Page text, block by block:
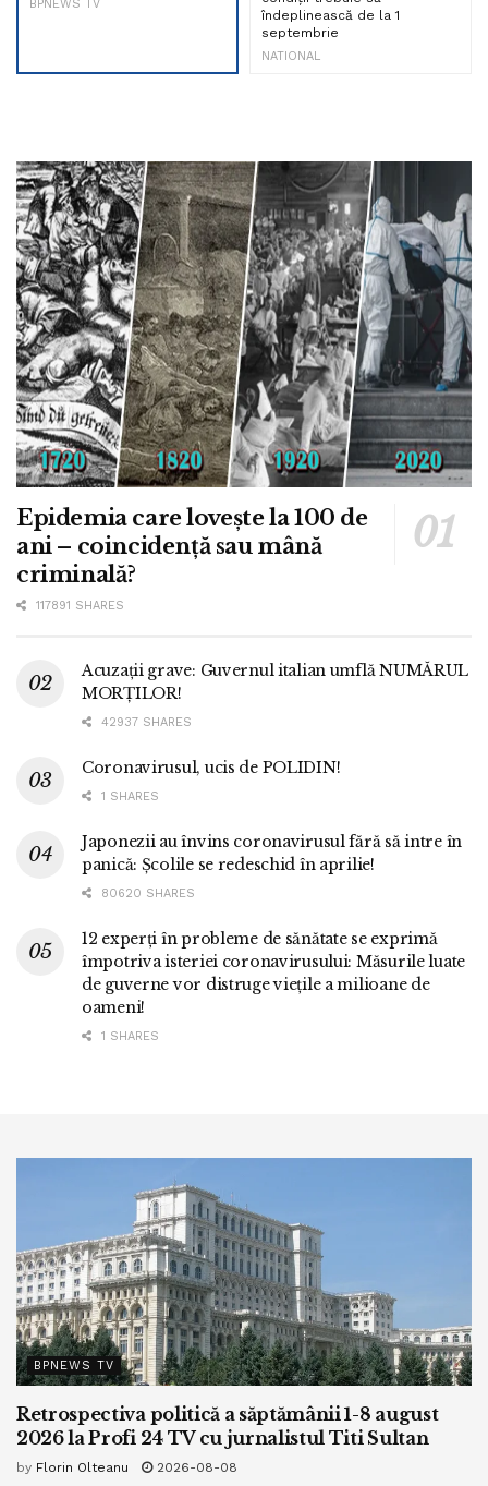
BPNEWS TV
îndeplinească de la 1
septembrie
NATIONAL
Epidemia care lovește la 100 de
ani – coincidență sau mână
criminală?
117891 SHARES
Acuzații grave: Guvernul italian umflă NUMĂRUL
MORȚILOR!
42937 SHARES
Coronavirusul, ucis de POLIDIN!
1 SHARES
Japonezii au învins coronavirusul fără să intre în
panică: Școlile se redeschid în aprilie!
80620 SHARES
12 experți în probleme de sănătate se exprimă
împotriva isteriei coronavirusului: Măsurile luate
de guverne vor distruge viețile a milioane de
oameni!
1 SHARES
BPNEWS TV
Retrospectiva politică a săptămânii 1-8 august
2026 la Profi 24 TV cu jurnalistul Titi Sultan
by Florin Olteanu 2026-08-08